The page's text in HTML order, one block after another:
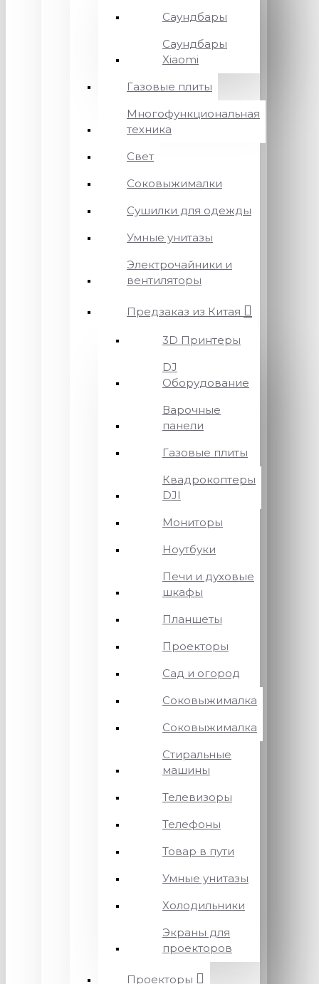
Саундбары
Саундбары
Xiaomi
Газовые плиты
Многофункциональная
техника
Свет
Соковыжималки
Сушилки для одежды
Умные унитазы
Электрочайники и
вентиляторы
Предзаказ из Китая
3D Принтеры
DJ
Оборудование
Варочные
панели
Газовые плиты
Квадрокоптеры
DJI
Мониторы
Ноутбуки
Печи и духовые
шкафы
Планшеты
Проекторы
Сад и огород
Соковыжималка
Соковыжималка
Стиральные
машины
Телевизоры
Телефоны
Товар в пути
Умные унитазы
Холодильники
Экраны для
проекторов
Проекторы